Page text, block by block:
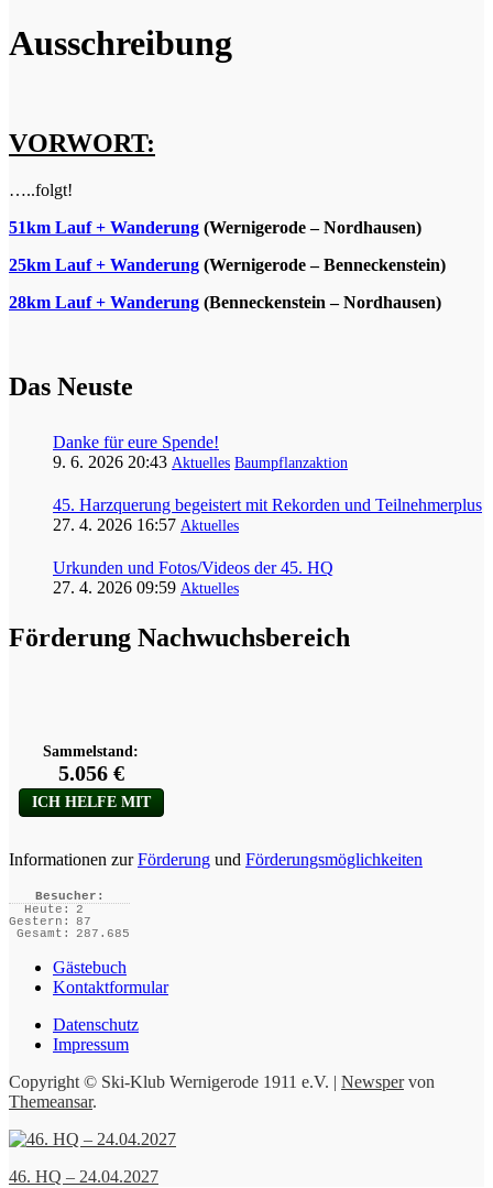
Ausschreibung
VORWORT:
…..folgt!
51km Lauf + Wanderung (Wernigerode – Nordhausen)
25km Lauf + Wanderung (Wernigerode – Benneckenstein)
28km Lauf + Wanderung (Benneckenstein – Nordhausen)
Das Neuste
Danke für eure Spende!
9. 6. 2026 20:43 Aktuelles Baumpflanzaktion
45. Harzquerung begeistert mit Rekorden und Teilnehmerplus
27. 4. 2026 16:57 Aktuelles
Urkunden und Fotos/Videos der 45. HQ
27. 4. 2026 09:59 Aktuelles
Förderung Nachwuchsbereich
Informationen zurFörderung und Förderungsmöglichkeiten
Besucher:
Heute:
2
Gestern:
87
Gesamt:
287.685
Gästebuch
Kontaktformular
Datenschutz
Impressum
Copyright © Ski-Klub Wernigerode 1911 e.V.
Newspervon
Themeansar.
46. HQ – 24.04.2027